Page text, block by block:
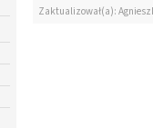
Zaktualizował(a):